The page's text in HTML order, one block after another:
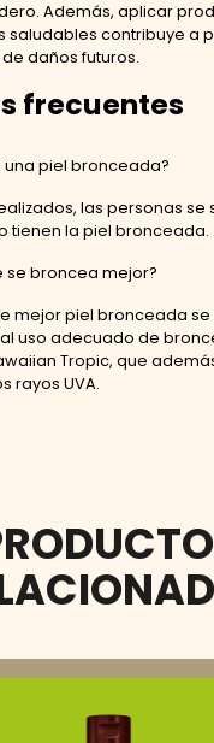
Además, aplicar
saludables contribuye a
daños futuros.
frecuentes
una piel bronceada?
las personas se
tienen la piel bronceada.
se broncea mejor?
mejor piel bronceada se
uso adecuado de
Tropic, que
rayos UVA.